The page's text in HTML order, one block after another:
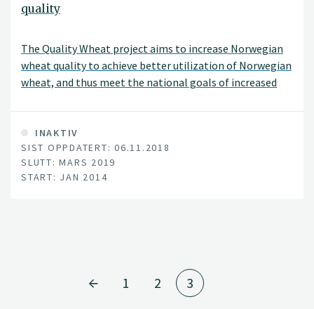
quality
The Quality Wheat project aims to increase Norwegian
wheat quality to achieve better utilization of Norwegian
wheat, and thus meet the national goals of increased
INAKTIV
SIST OPPDATERT: 06.11.2018
SLUTT: MARS 2019
START: JAN 2014
1 2 3